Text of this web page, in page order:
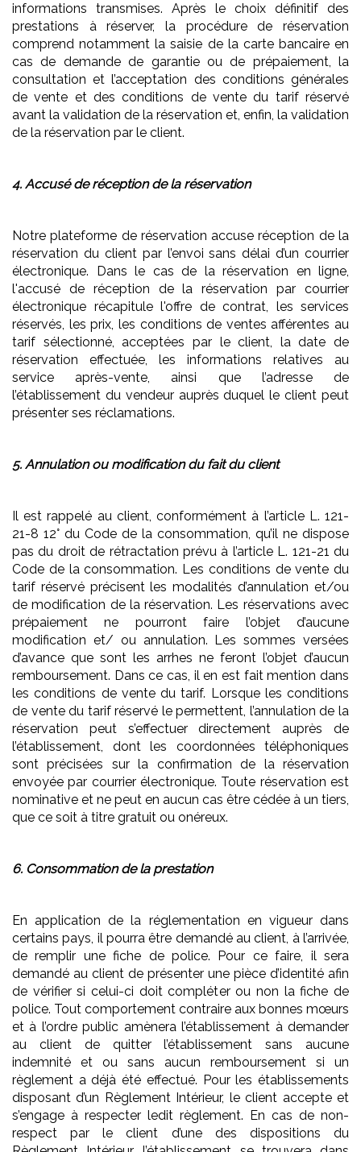
informations transmises. Après le choix définitif des
prestations à réserver, la procédure de réservation
comprend notamment la saisie de la carte bancaire en
cas de demande de garantie ou de prépaiement, la
consultation et l’acceptation des conditions générales
de vente et des conditions de vente du tarif réservé
avant la validation de la réservation et, enfin, la validation
de la réservation par le client.
4. Accusé de réception de la réservation
Notre plateforme de réservation accuse réception de la
réservation du client par l’envoi sans délai d’un courrier
électronique. Dans le cas de la réservation en ligne,
l'accusé de réception de la réservation par courrier
électronique récapitule l'offre de contrat, les services
réservés, les prix, les conditions de ventes afférentes au
tarif sélectionné, acceptées par le client, la date de
réservation effectuée, les informations relatives au
service après-vente, ainsi que l’adresse de
l’établissement du vendeur auprès duquel le client peut
présenter ses réclamations.
5. Annulation ou modification du fait du client
Il est rappelé au client, conformément à l’article L. 121-
21-8 12° du Code de la consommation, qu’il ne dispose
pas du droit de rétractation prévu à l’article L. 121-21 du
Code de la consommation. Les conditions de vente du
tarif réservé précisent les modalités d’annulation et/ou
de modification de la réservation. Les réservations avec
prépaiement ne pourront faire l’objet d’aucune
modification et/ ou annulation. Les sommes versées
d’avance que sont les arrhes ne feront l’objet d’aucun
remboursement. Dans ce cas, il en est fait mention dans
les conditions de vente du tarif. Lorsque les conditions
de vente du tarif réservé le permettent, l’annulation de la
réservation peut s’effectuer directement auprès de
l’établissement, dont les coordonnées téléphoniques
sont précisées sur la confirmation de la réservation
envoyée par courrier électronique. Toute réservation est
nominative et ne peut en aucun cas être cédée à un tiers,
que ce soit à titre gratuit ou onéreux.
6. Consommation de la prestation
En application de la réglementation en vigueur dans
certains pays, il pourra être demandé au client, à l’arrivée,
de remplir une fiche de police. Pour ce faire, il sera
demandé au client de présenter une pièce d’identité afin
de vérifier si celui-ci doit compléter ou non la fiche de
police. Tout comportement contraire aux bonnes mœurs
et à l’ordre public amènera l’établissement à demander
au client de quitter l’établissement sans aucune
indemnité et ou sans aucun remboursement si un
règlement a déjà été effectué. Pour les établissements
disposant d’un Règlement Intérieur, le client accepte et
s’engage à respecter ledit règlement. En cas de non-
respect par le client d’une des dispositions du